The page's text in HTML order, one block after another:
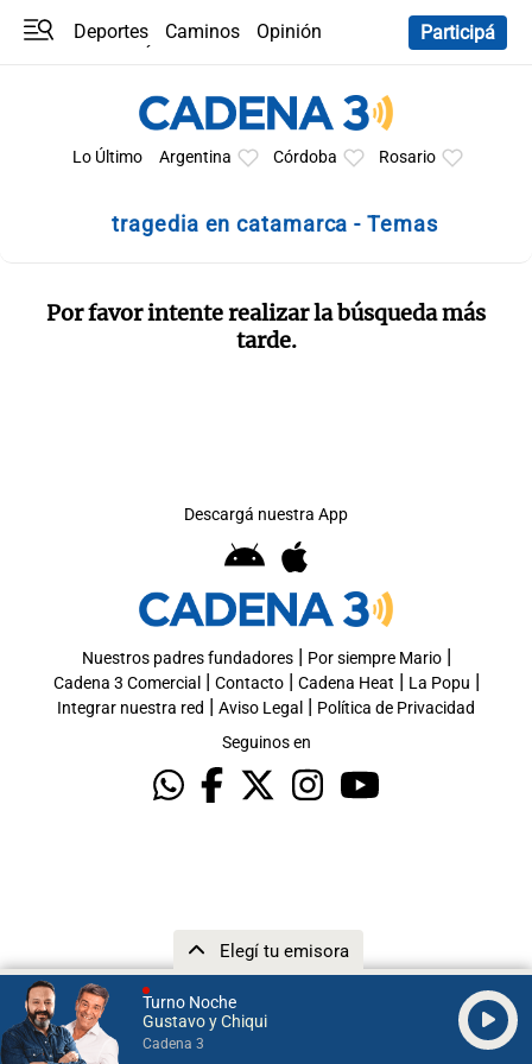
Turno Noche
Gustavo y Chiqui
Cadena 3
Elegí tu emisora
Deportes Caminos
Opinión
Participá
Lo Último Argentina Córdoba Rosario
tragedia en catamarca - Temas
Por favor intente realizar la búsqueda más
tarde.
Descargá nuestra App
Nuestros padres fundadores| Por siempre Mario|
Cadena 3 Comercial | Contacto| Cadena Heat | La Popu |
Integrar nuestra red | Aviso Legal | Política de Privacidad
Seguinos en